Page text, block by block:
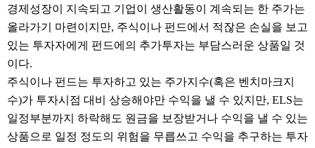
경제성장이 지속되고 기업이 생산활동이 계속되는 한 주가는
올라가기 마련이지만, 주식이나 펀드에서 적잖은 손실을 보고
있는 투자자에게 펀드에의 추가투자는 부담스러운 상품일 것
이다.
주식이나 펀드는 투자하고 있는 주가지수(혹은 벤치마크지
수)가 투자시점 대비 상승해야만 수익을 낼 수 있지만, ELS는
일정부분까지 하락해도 원금을 보장받거나 수익을 낼 수 있는
상품으로 일정 정도의 위험을 무릅쓰고 수익을 추구하는 투자